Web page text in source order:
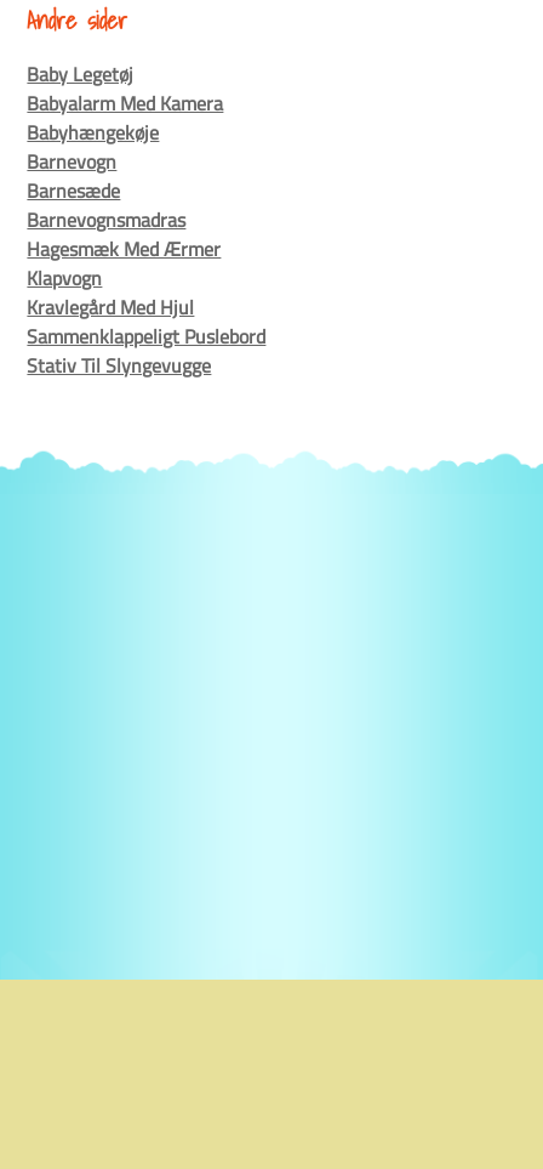
Andre sider
Baby Legetøj
Babyalarm Med Kamera
Babyhængekøje
Barnevogn
Barnesæde
Barnevognsmadras
Hagesmæk Med Ærmer
Klapvogn
Kravlegård Med Hjul
Sammenklappeligt Puslebord
Stativ Til Slyngevugge